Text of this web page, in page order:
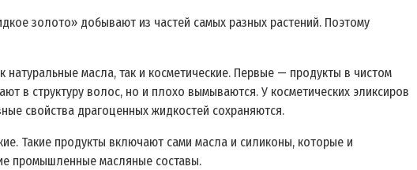
золото» добывают из частей самых разных растений. Поэтому
масла, так и косметические. Первые — продукты в чистом
в структуру волос, но и плохо вымываются. У косметических эликсиров
свойства драгоценных жидкостей сохраняются.
Такие продукты включают сами масла и силиконы, которые и
промышленные масляные составы.